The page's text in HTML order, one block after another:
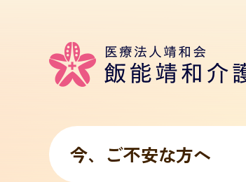
今、 ご不安な方へ